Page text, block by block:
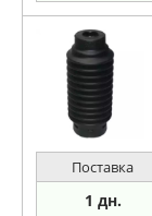
Поставка
1 дн.